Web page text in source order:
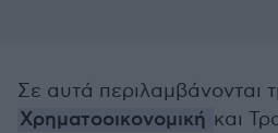
Σε αυτά περιλαμβάνονται
Χρηματοοικονομική και